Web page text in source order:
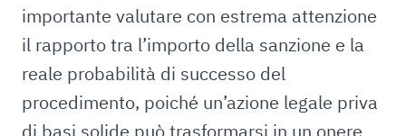
importante valutare con estrema attenzione
il rapporto tra l’importo della sanzione e la
reale probabilità di successo del
procedimento, poiché un’azione legale priva
di basi solide può trasformarsi in un onere